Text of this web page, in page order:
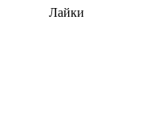
Лайки